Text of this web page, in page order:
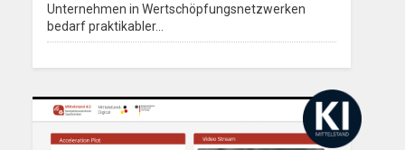
Unternehmen in Wertschöpfungsnetzwerken
bedarf praktikabler…